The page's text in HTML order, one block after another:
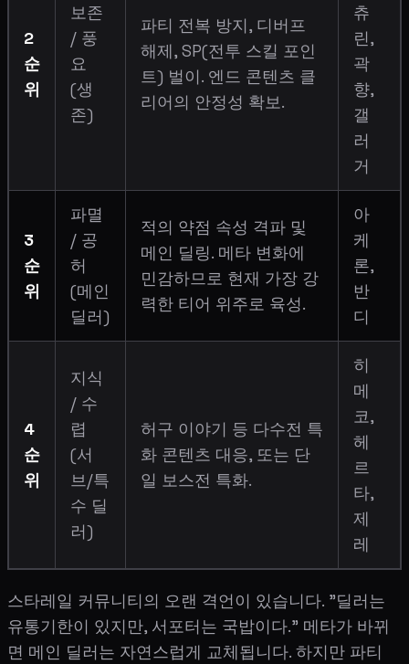
2
순
위
보존
/ 풍
요
(생
존)
파티 전복 방지, 디버프
해제, SP(전투 스킬 포인
트) 벌이. 엔드 콘텐츠 클
리어의 안정성 확보.
츄
린,
곽
향,
갤
러
거
3
순
위
파멸
/ 공
허
(메인
딜러)
적의 약점 속성 격파 및
메인 딜링. 메타 변화에
민감하므로 현재 가장 강
력한 티어 위주로 육성.
아
케
론,
반
디
4
순
위
지식
/ 수
렵
(서
브/특
수 딜
러)
허구 이야기 등 다수전 특
화 콘텐츠 대응, 또는 단
일 보스전 특화.
히
메
코,
헤
르
타,
제
레
스타레일 커뮤니티의 오랜 격언이 있습니다. "딜러는
유통기한이 있지만, 서포터는 국밥이다." 메타가 바뀌
면 메인 딜러는 자연스럽게 교체됩니다. 하지만 파티